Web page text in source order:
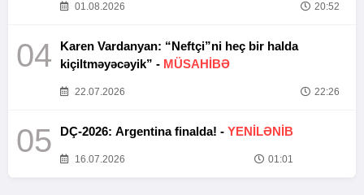
01.08.2026 20:52
04
Karen Vardanyan: “Neftçi”ni heç bir halda
kiçiltməyəcəyik” - MÜSAHİBƏ
22.07.2026 22:26
05 DÇ-2026: Argentina finalda! - YENİLƏNİB
16.07.2026 01:01